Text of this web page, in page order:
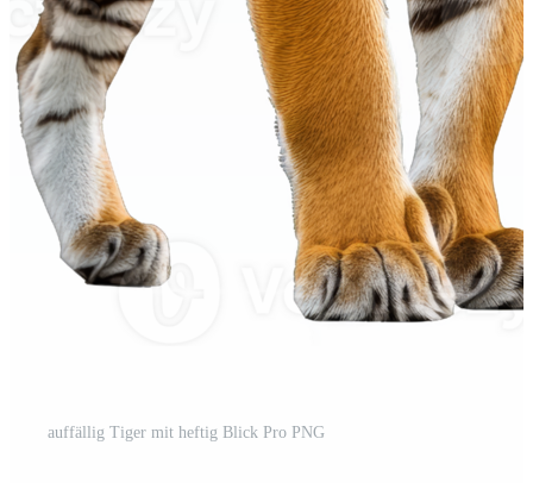
auffällig Tiger mit heftig Blick Pro PNG